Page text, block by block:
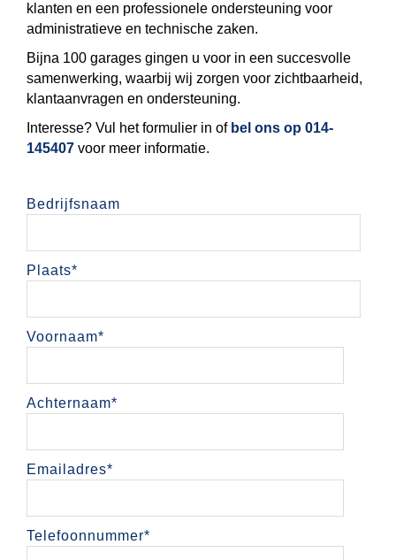
klanten en een professionele ondersteuning voor
administratieve en technische zaken.
Bijna 100 garages gingen u voor in een succesvolle
samenwerking, waarbij wij zorgen voor zichtbaarheid,
klantaanvragen en ondersteuning.
Interesse? Vul het formulier in of bel ons op 014-
145407 voor meer informatie.
Bedrijfsnaam
Plaats*
Voornaam*
Achternaam*
Emailadres*
Telefoonnummer*